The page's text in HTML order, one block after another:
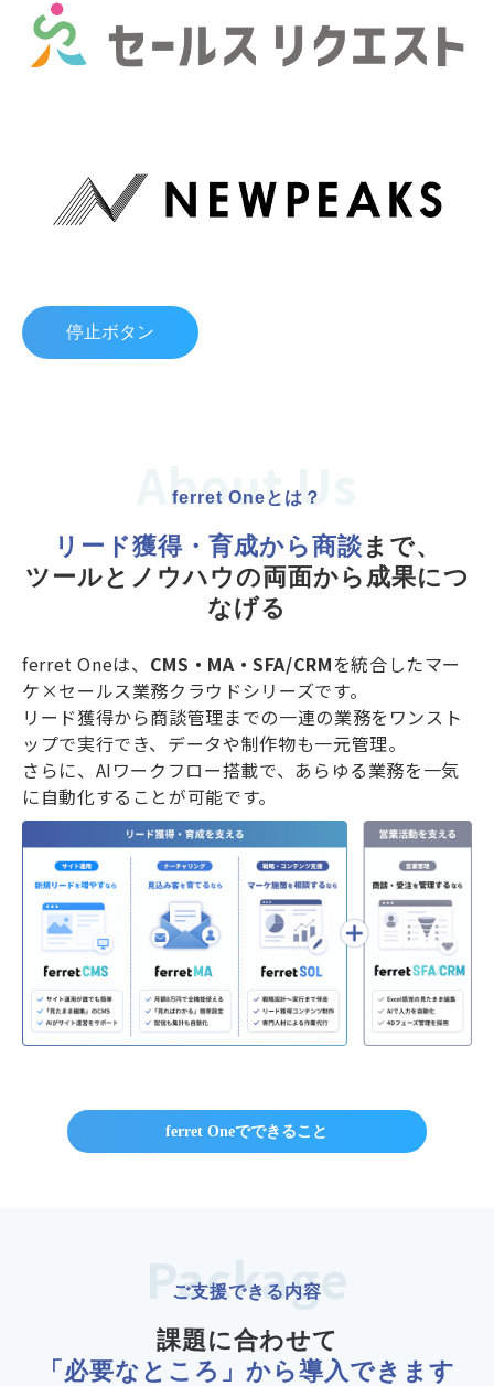
停止ボタン
About Us
ferret Oneとは？
リード獲得・育成から商談 まで、
ツールとノウハウの両面から成果につ
なげる
ferret Oneは、 CMS・MA・SFA/CRMを統合したマー
ケ×セールス業務クラウドシリーズです。
リード獲得から商談管理までの一連の業務をワンスト
ップで実行でき、データや制作物も一元管理。
さらに、AIワークフロー搭載で、あらゆる業務を一気
に自動化することが可能です。
ferret Oneでできること
Package
課題に合わせて
「必要なところ」から導入できます
ご支援できる内容